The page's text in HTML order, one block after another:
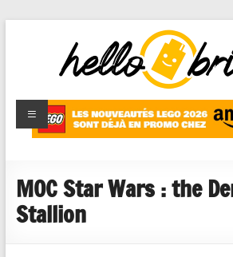
HelloBricks
Blog LEGO,
nouveaut�s
reviews
MOC Star Wars : the
Stallion